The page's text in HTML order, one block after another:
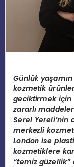
Günlük
kozmetik
geciktirmek için
zararlı
Serel Yereli’nin
merkezli
London ise
kozmetiklere
“temiz güzellik”